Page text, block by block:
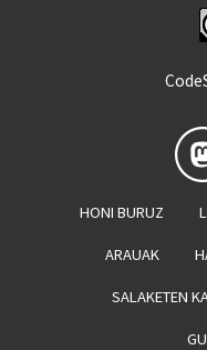
HONI BURUZ
ARAUAK
SALAKETEN